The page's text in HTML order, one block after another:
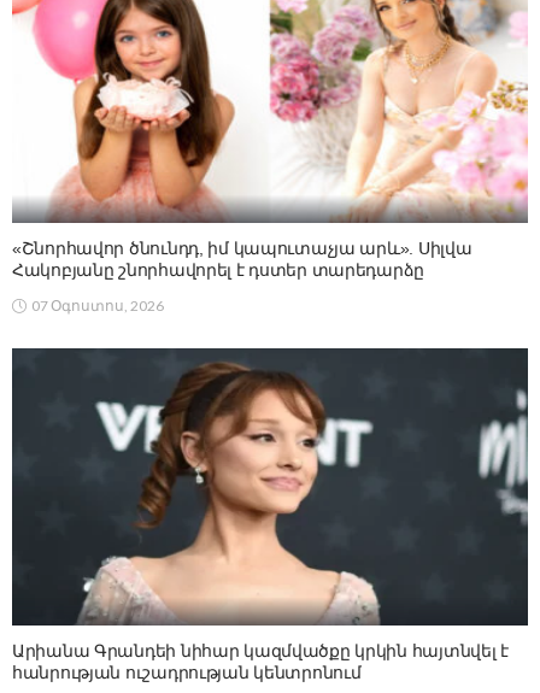
«Շնորհավոր ծնունդդ, իմ կապուտաչյա արև». Սիլվա
Հակոբյանը շնորհավորել է դստեր տարեդարձը
07 Օգոստոս, 2026
Արիանա Գրանդեի նիհար կազմվածքը կրկին հայտնվել է
հանրության ուշադրության կենտրոնում